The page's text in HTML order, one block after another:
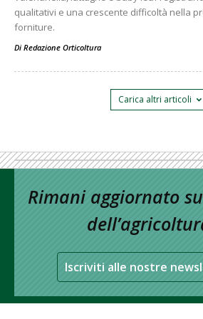
qualitativi e una crescente difficoltà nella
forniture.
Di Redazione Orticoltura
Carica altri articoli
Rimani aggiornato
Iscriviti alle nostre